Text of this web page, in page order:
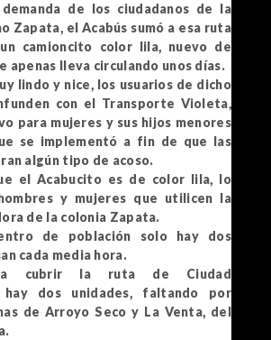
de los ciudadanos de la
Zapata, el Acabús sumó a esa ruta
camioncito color lila, nuevo de
apenas lleva circulando unos días.
lindo y nice, los usuarios de dicho
con el Transporte Violeta,
para mujeres y sus hijos menores
se implementó a fin de que las
algún tipo de acoso.
el Acabucito es de color lila, lo
y mujeres que utilicen la
de la colonia Zapata.
de población solo hay dos
cada media hora.
cubrir la ruta de Ciudad
hay dos unidades, faltando por
de Arroyo Seco y La Venta, del